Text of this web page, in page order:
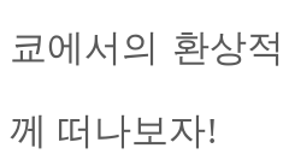
쿄에서의 환상
께 떠나보자!